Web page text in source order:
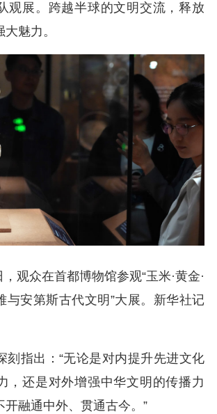
观展。跨越半球的文明交流，释放
魅力。
观众在首都博物馆参观“玉米·黄金·
安第斯古代文明”大展。新华社记
刻指出：“无论是对内提升先进文化
，还是对外增强中华文明的传播力
开融通中外、贯通古今。”